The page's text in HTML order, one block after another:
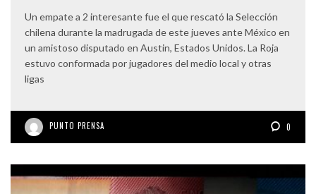
Un empate a 2 interesante fue el que rescató la Selección
chilena durante la madrugada de este jueves ante México en
un amistoso disputado en Austin, Estados Unidos. La Roja
estuvo conformada por jugadores del medio local y otras
ligas
PUNTO PRENSA 0